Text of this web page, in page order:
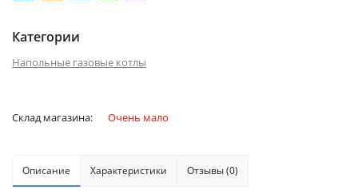
Категории
Напольные газовые котлы
Склад магазина: Очень мало
Описание Характеристики Отзывы (0)